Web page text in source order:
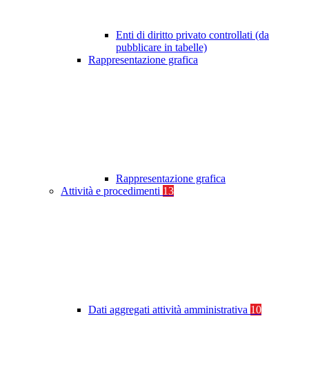
Enti di diritto privato controllati (da
pubblicare in tabelle)
Rappresentazione grafica
Rappresentazione grafica
Attività e procedimenti 13
Dati aggregati attività amministrativa 10